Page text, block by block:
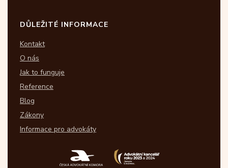
DŮLEŽITÉ INFORMACE
Kontakt
O nás
Jak to funguje
Reference
Blog
Zákony
Informace pro advokáty